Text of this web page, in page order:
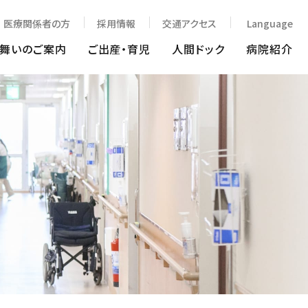
医療関係者の方 採用情報 交通アクセス Language
いのご案内 ご出産・育児 人間ドック 病院紹介